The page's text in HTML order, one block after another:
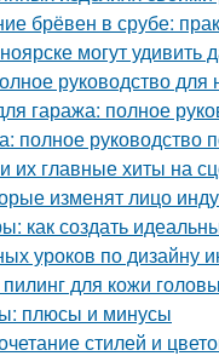
брёвен в срубе:
могут удивить
руководство
гаража: полное
полное руководство
их главные хиты на
изменят лицо
как создать
уроков по дизайну
для кожи
плюсы и минусы
стилей и